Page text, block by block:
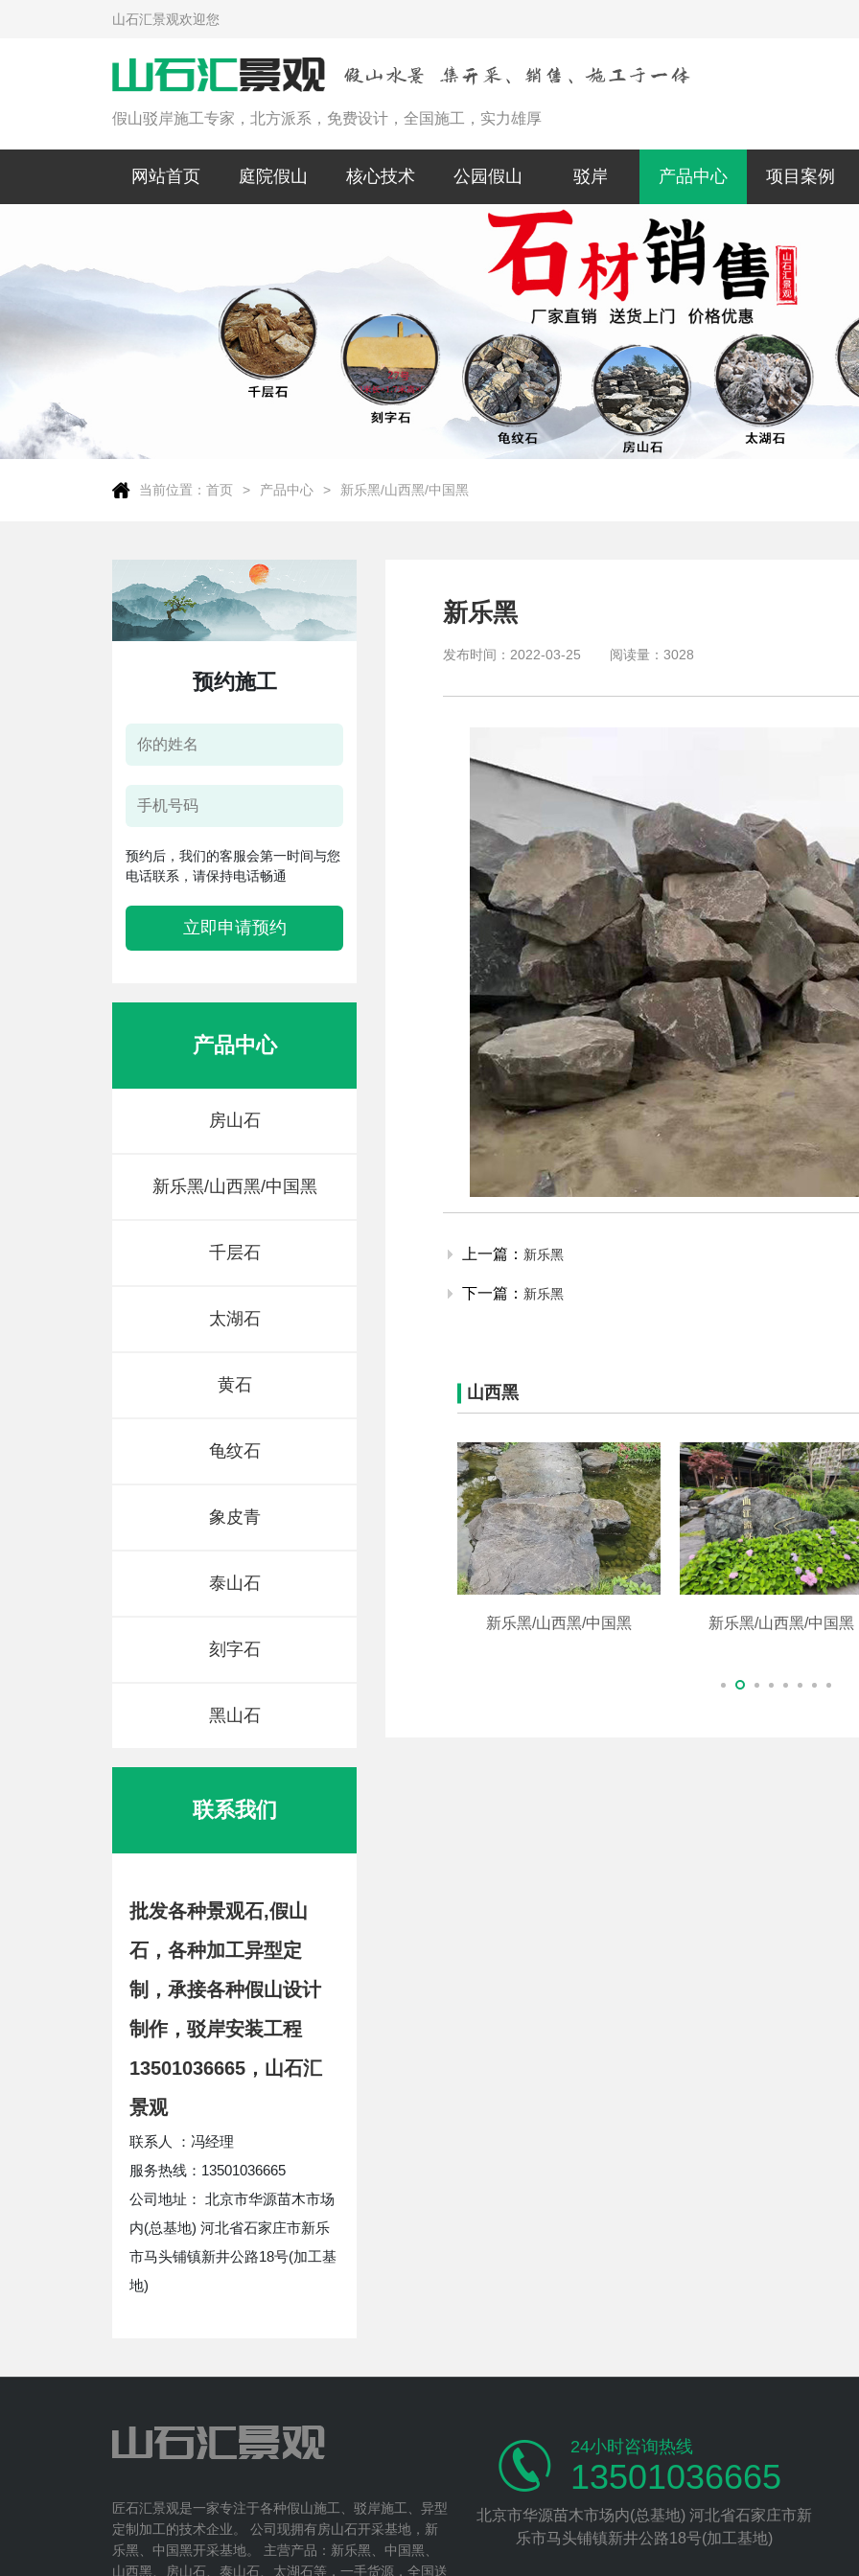
山石汇景观欢迎您
假山驳岸施工专家，北方派系，免费设计，全国施工，实力雄厚
网站首页 庭院假山 核心技术 公园假山 驳岸 产品中心 项目案例
当前位置： 首页 产品中心 新乐黑/山西黑/中国黑
预约施工
预约后，我们的客服会第一时间与您
电话联系，请保持电话畅通
立即申请预约
产品中心
房山石
新乐黑/山西黑/中国黑
千层石
太湖石
黄石
龟纹石
象皮青
泰山石
刻字石
黑山石
联系我们
批发各种景观石,假山
石，各种加工异型定
制，承接各种假山设计
制作，驳岸安装工程
13501036665，山石汇
景观
联系人 ：冯经理
服务热线：13501036665
公司地址： 北京市华源苗木市场
内(总基地) 河北省石家庄市新乐
市马头铺镇新井公路18号(加工基
地)
新乐黑
发布时间： 2022-03-25 阅读量： 3028
上一篇： 新乐黑
下一篇： 新乐黑
山西黑
新乐黑/山西黑/中国黑 新乐黑/山西黑/中国黑
匠石汇景观是一家专注于各种假山施工、驳岸施工、异型
定制加工的技术企业。 公司现拥有房山石开采基地，新
乐黑、中国黑开采基地。 主营产品：新乐黑、中国黑、
山西黑、房山石、泰山石、太湖石等，一手货源，全国送
24小时咨询热线
13501036665
北京市华源苗木市场内(总基地) 河北省石家庄市新
乐市马头铺镇新井公路18号(加工基地)